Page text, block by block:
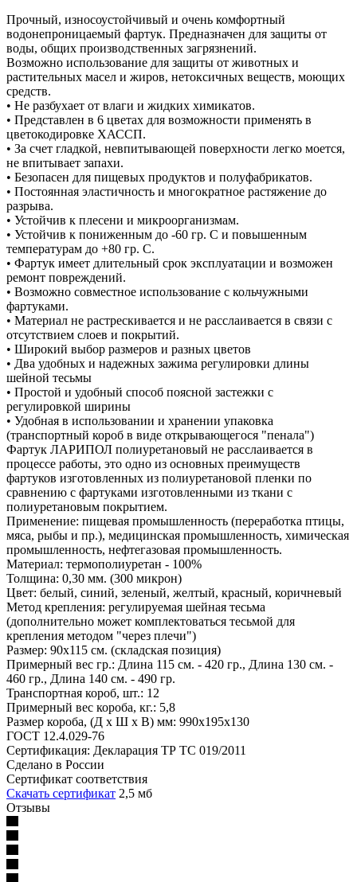
Прочный, износоустойчивый и очень комфортный
водонепроницаемый фартук. Предназначен для защиты от
воды, общих производственных загрязнений.
Возможно использование для защиты от животных и
растительных масел и жиров, нетоксичных веществ, моющих
средств.
• Не разбухает от влаги и жидких химикатов.
• Представлен в 6 цветах для возможности применять в
цветокодировке ХАССП.
• За счет гладкой, невпитывающей поверхности легко моется,
не впитывает запахи.
• Безопасен для пищевых продуктов и полуфабрикатов.
• Постоянная эластичность и многократное растяжение до
разрыва.
• Устойчив к плесени и микроорганизмам.
• Устойчив к пониженным до -60 гр. С и повышенным
температурам до +80 гр. С.
• Фартук имеет длительный срок эксплуатации и возможен
ремонт повреждений.
• Возможно совместное использование с кольчужными
фартуками.
• Материал не растрескивается и не расслаивается в связи с
отсутствием слоев и покрытий.
• Широкий выбор размеров и разных цветов
• Два удобных и надежных зажима регулировки длины
шейной тесьмы
• Простой и удобный способ поясной застежки с
регулировкой ширины
• Удобная в использовании и хранении упаковка
(транспортный короб в виде открывающегося "пенала")
Фартук ЛАРИПОЛ полиуретановый не расслаивается в
процессе работы, это одно из основных преимуществ
фартуков изготовленных из полиуретановой пленки по
сравнению с фартуками изготовленными из ткани с
полиуретановым покрытием.
Применение: пищевая промышленность (переработка птицы,
мяса, рыбы и пр.), медицинская промышленность, химическая
промышленность, нефтегазовая промышленность.
Материал: термополиуретан - 100%
Толщина: 0,30 мм. (300 микрон)
Цвет: белый, синий, зеленый, желтый, красный, коричневый
Метод крепления: регулируемая шейная тесьма
(дополнительно может комплектоваться тесьмой для
крепления методом "через плечи")
Размер: 90х115 см. (складская позиция)
Примерный вес гр.: Длина 115 см. - 420 гр., Длина 130 см. -
460 гр., Длина 140 см. - 490 гр.
Транспортная короб, шт.: 12
Примерный вес короба, кг.: 5,8
Размер короба, (Д х Ш х В) мм: 990х195х130
ГОСТ 12.4.029-76
Сертификация: Декларация ТР ТС 019/2011
Сделано в России
Сертификат соответствия
Скачать сертификат 2,5 мб
Отзывы